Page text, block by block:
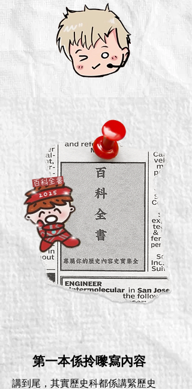
​百科全書
第一本係拎嚟寫內容
講到尾，其實歷史科都係講緊歷史